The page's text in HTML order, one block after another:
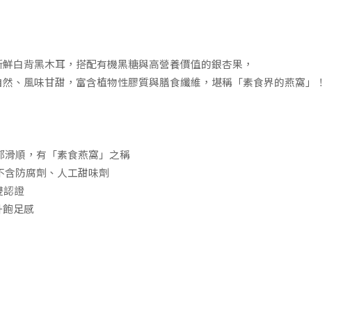
白背黑木耳，搭配有機黑糖與高營養價值的銀杏果，
、風味甘甜，富含植物性膠質與膳食纖維，堪稱「素食界的燕窩」！
滑順，有「素食燕窩」之稱
含防腐劑、人工甜味劑
認證
飽足感